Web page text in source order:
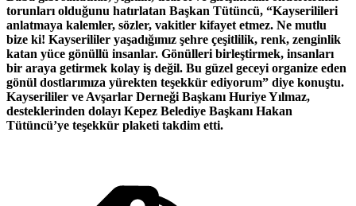
torunları olduğunu hatırlatan Başkan Tütüncü, “Kayserilileri
anlatmaya kalemler, sözler, vakitler kifayet etmez. Ne mutlu
bize ki! Kayserililer yaşadığımız şehre çeşitlilik, renk, zenginlik
katan yüce gönüllü insanlar. Gönülleri birleştirmek, insanları
bir araya getirmek kolay iş değil. Bu güzel geceyi organize eden
gönül dostlarımıza yürekten teşekkür ediyorum” diye konuştu.
Kayserililer ve Avşarlar Derneği Başkanı Huriye Yılmaz,
desteklerinden dolayı Kepez Belediye Başkanı Hakan
Tütüncü’ye teşekkür plaketi takdim etti.